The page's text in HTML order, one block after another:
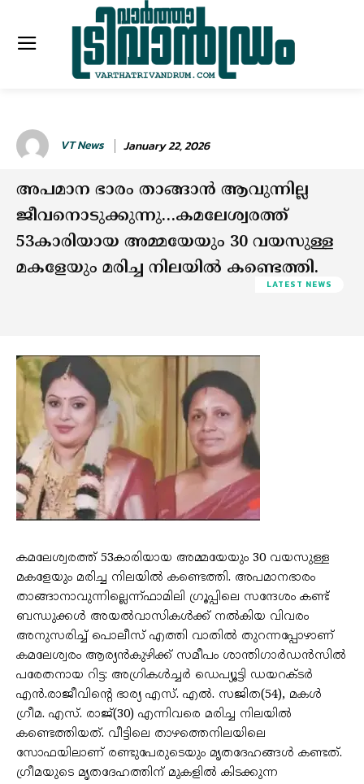
VT News January 22, 2026
അപമാന ഭാരം താങ്ങാൻ ആവുന്നില്ല
ജീവനൊടുക്കുന്നു…കമലേശ്വരത്ത്
53കാരിയായ അമ്മയേയും 30 വയസുള്ള
മകളേയും മരിച്ച നിലയില്‍ കണ്ടെത്തി.
LATEST NEWS
കമലേശ്വരത്ത് 53കാരിയായ അമ്മയേയും 30 വയസുള്ള
മകളേയും മരിച്ച നിലയില്‍ കണ്ടെത്തി. അപമാനഭാരം
താങ്ങാനാവുന്നില്ലെന്ന്ഫാമിലി ഗ്രൂപ്പിലെ സന്ദേശം കണ്ട്
ബന്ധുക്കള്‍ അയല്‍വാസികള്‍ക്ക് നല്‍കിയ വിവരം
അനുസരിച്ച്‌ പൊലീസ് എത്തി വാതില്‍ തുറന്നപ്പോഴാണ്
കമലേശ്വരം ആര്യൻകുഴിക്ക് സമീപം ശാന്തിഗാർഡൻസില്‍
പരേതനായ റിട്ട: അഗ്രികള്‍ച്ചർ ഡെപ്യൂട്ടി ഡയറക്ടർ
എൻ.രാജീവിന്റെ ഭാര്യ എസ്. എല്‍. സജിത(54), മകള്‍
ഗ്രീമ. എസ്. രാജ്(30) എന്നിവരെ മരിച്ച നിലയില്‍
കണ്ടെത്തിയത്. വീട്ടിലെ താഴത്തെനിലയിലെ
സോഫയിലാണ് രണ്ടുപേരുടെയും മൃതദേഹങ്ങള്‍ കണ്ടത്.
ഗ്രീമയുടെ മൃതദേഹത്തിന് മുകളില്‍ കിടക്കുന്ന